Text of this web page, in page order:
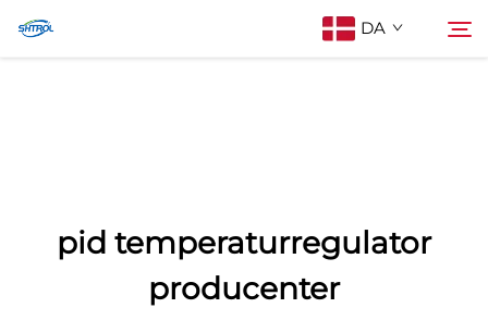
DA
Kontakt os
pid temperaturregulator
producenter